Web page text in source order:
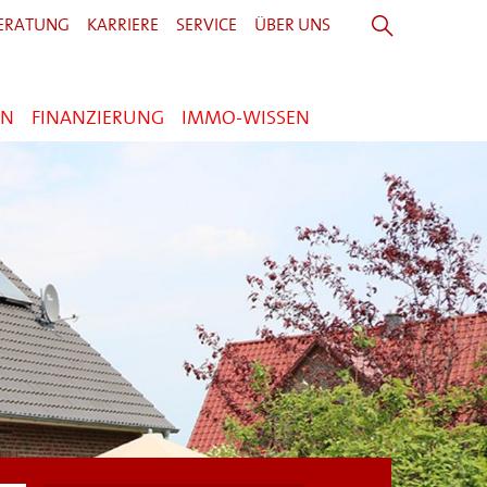
FINANZIERUNG IMMO-WISSEN
KARRIERE SERVICE ÜBER UNS